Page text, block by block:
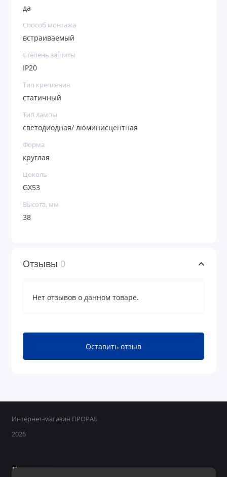
да
Способ монтажа
встраиваемый
Степень защиты
IP20
Тип крепления
статичный
Тип лампы
светодиодная/ люминисцентная
Форма
круглая
Цоколь
GX53
Высота, мм
38
Отзывы 0
Нет отзывов о данном товаре.
Оставить отзыв
Интернет-магазин ПРОРАБ
2026
Поддержка